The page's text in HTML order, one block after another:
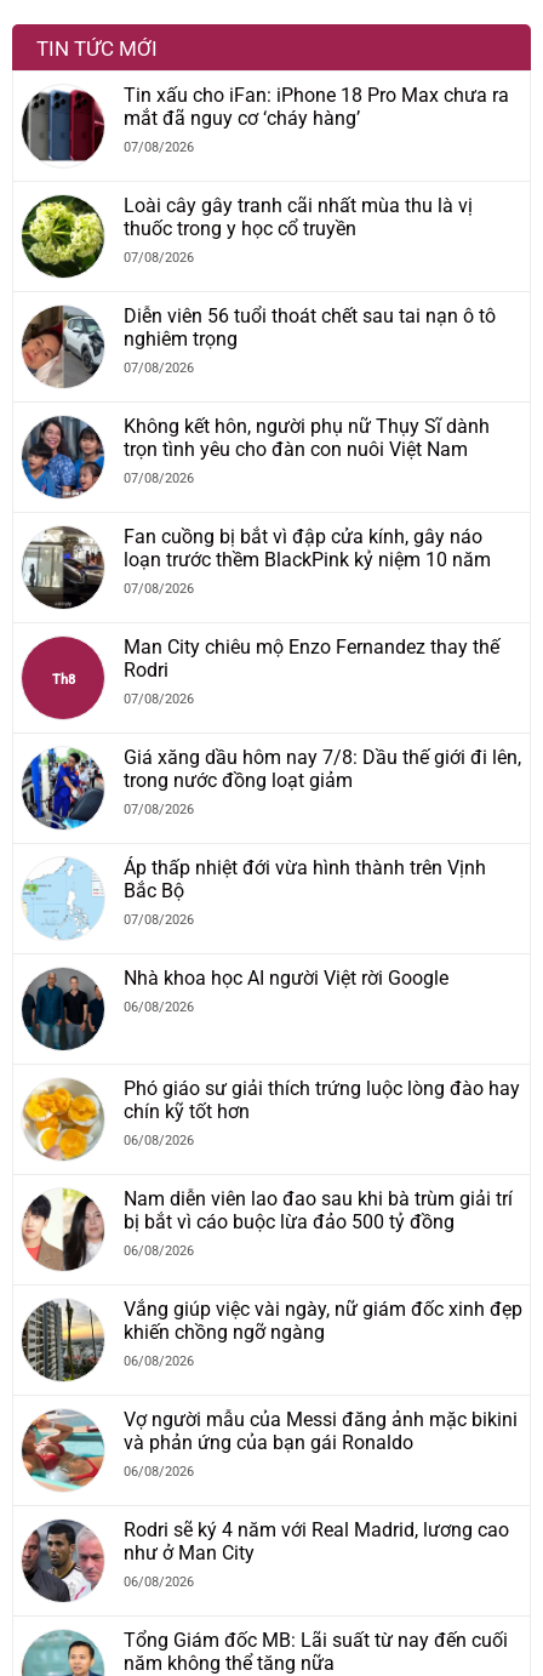
TIN TỨC MỚI
Tin xấu cho iFan: iPhone 18 Pro Max chưa ra
mắt đã nguy cơ ‘cháy hàng’
07/08/2026
Loài cây gây tranh cãi nhất mùa thu là vị
thuốc trong y học cổ truyền
07/08/2026
Diễn viên 56 tuổi thoát chết sau tai nạn ô tô
nghiêm trọng
07/08/2026
Không kết hôn, người phụ nữ Thụy Sĩ dành
trọn tình yêu cho đàn con nuôi Việt Nam
07/08/2026
Fan cuồng bị bắt vì đập cửa kính, gây náo
loạn trước thềm BlackPink kỷ niệm 10 năm
07/08/2026
Th8
Man City chiêu mộ Enzo Fernandez thay thế
Rodri
07/08/2026
Giá xăng dầu hôm nay 7/8: Dầu thế giới đi lên,
trong nước đồng loạt giảm
07/08/2026
Áp thấp nhiệt đới vừa hình thành trên Vịnh
Bắc Bộ
07/08/2026
Nhà khoa học AI người Việt rời Google
06/08/2026
Phó giáo sư giải thích trứng luộc lòng đào hay
chín kỹ tốt hơn
06/08/2026
Nam diễn viên lao đao sau khi bà trùm giải trí
bị bắt vì cáo buộc lừa đảo 500 tỷ đồng
06/08/2026
Vắng giúp việc vài ngày, nữ giám đốc xinh đẹp
khiến chồng ngỡ ngàng
06/08/2026
Vợ người mẫu của Messi đăng ảnh mặc bikini
và phản ứng của bạn gái Ronaldo
06/08/2026
Rodri sẽ ký 4 năm với Real Madrid, lương cao
như ở Man City
06/08/2026
Tổng Giám đốc MB: Lãi suất từ nay đến cuối
năm không thể tăng nữa